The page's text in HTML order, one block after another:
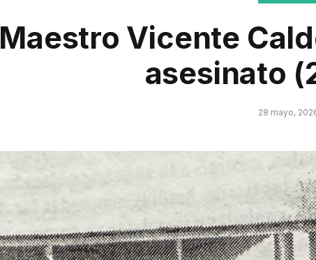
Maestro Vicente
asesinato
28 mayo,